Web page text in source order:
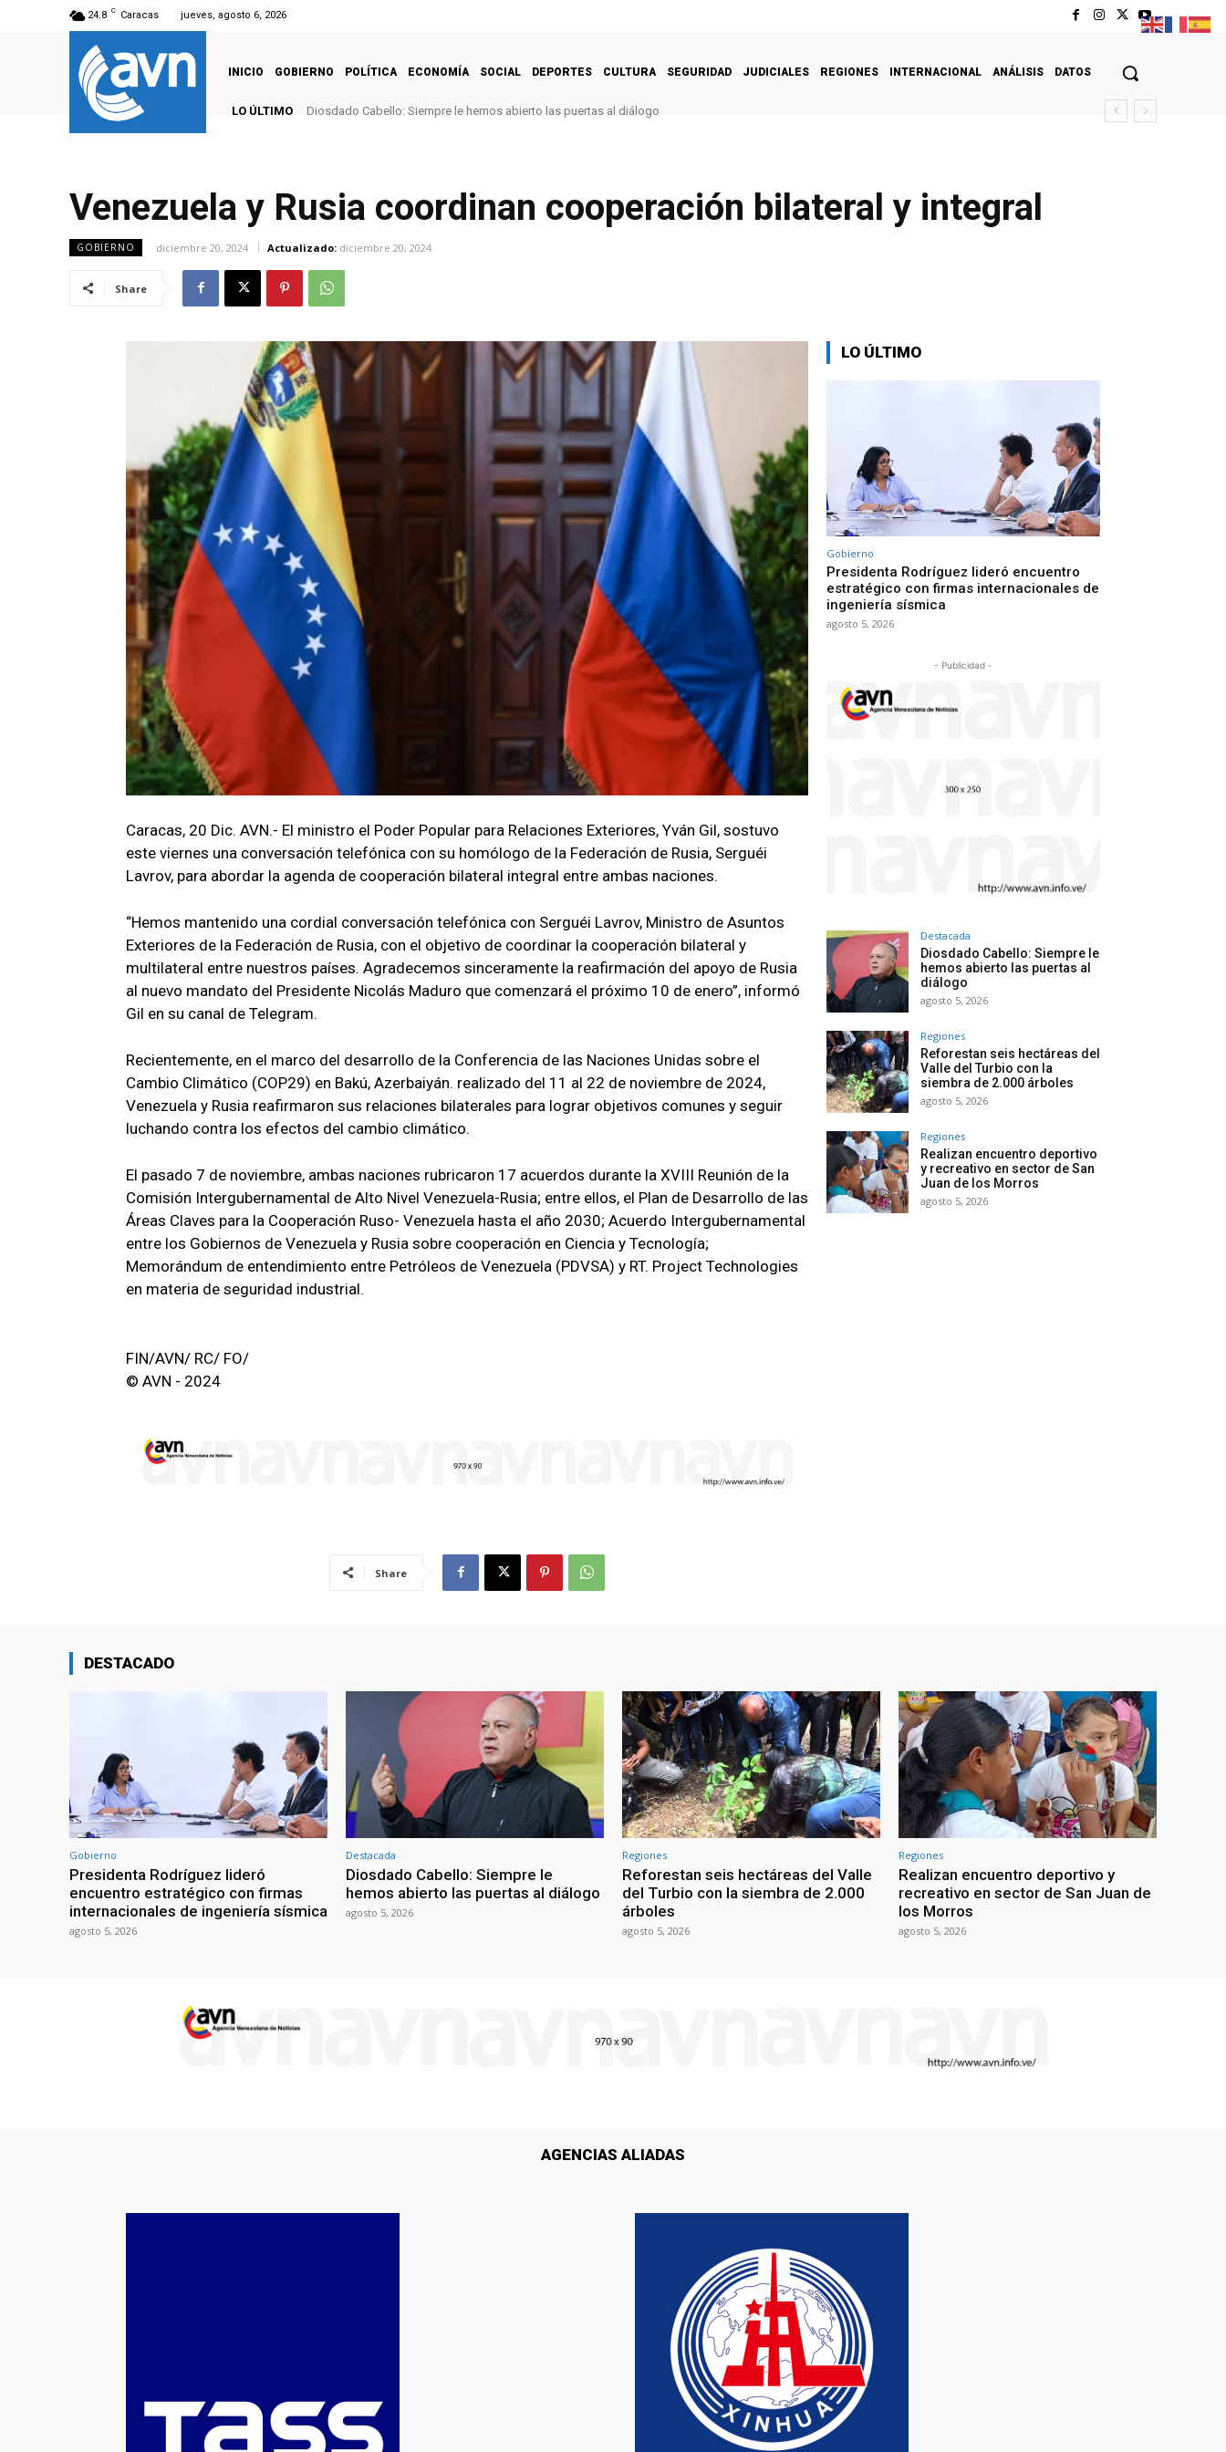
24.8 C Caracas jueves, agosto 6, 2026
INICIO GOBIERNO POLÍTICA ECONOMÍA SOCIAL DEPORTES CULTURA SEGURIDAD JUDICIALES REGIONES INTERNACIONAL ANÁLISIS DATOS
LO ÚLTIMO Diosdado Cabello: Siempre le hemos abierto las puertas al diálogo
Venezuela y Rusia coordinan cooperación bilateral y integral
GOBIERNO diciembre 20, 2024 Actualizado: diciembre 20, 2024
Share
Caracas, 20 Dic. AVN.- El ministro el Poder Popular para Relaciones Exteriores, Yván Gil, sostuvo
este viernes una conversación telefónica con su homólogo de la Federación de Rusia, Serguéi
Lavrov, para abordar la agenda de cooperación bilateral integral entre ambas naciones.
“Hemos mantenido una cordial conversación telefónica con Serguéi Lavrov, Ministro de Asuntos
Exteriores de la Federación de Rusia, con el objetivo de coordinar la cooperación bilateral y
multilateral entre nuestros países. Agradecemos sinceramente la reafirmación del apoyo de Rusia
al nuevo mandato del Presidente Nicolás Maduro que comenzará el próximo 10 de enero”, informó
Gil en su canal de Telegram.
Recientemente, en el marco del desarrollo de la Conferencia de las Naciones Unidas sobre el
Cambio Climático (COP29) en Bakú, Azerbaiyán. realizado del 11 al 22 de noviembre de 2024,
Venezuela y Rusia reafirmaron sus relaciones bilaterales para lograr objetivos comunes y seguir
luchando contra los efectos del cambio climático.
El pasado 7 de noviembre, ambas naciones rubricaron 17 acuerdos durante la XVIII Reunión de la
Comisión Intergubernamental de Alto Nivel Venezuela-Rusia; entre ellos, el Plan de Desarrollo de las
Áreas Claves para la Cooperación Ruso- Venezuela hasta el año 2030; Acuerdo Intergubernamental
entre los Gobiernos de Venezuela y Rusia sobre cooperación en Ciencia y Tecnología;
Memorándum de entendimiento entre Petróleos de Venezuela (PDVSA) y RT. Project Technologies
en materia de seguridad industrial.
FIN/AVN/ RC/ FO/
© AVN - 2024
Share
LO ÚLTIMO
Gobierno
Presidenta Rodríguez lideró encuentro
estratégico con firmas internacionales de
ingeniería sísmica
agosto 5, 2026
- Publicidad -
Destacada
Diosdado Cabello: Siempre le
hemos abierto las puertas al
diálogo
agosto 5, 2026
Regiones
Reforestan seis hectáreas del
Valle del Turbio con la
siembra de 2.000 árboles
agosto 5, 2026
Regiones
Realizan encuentro deportivo
y recreativo en sector de San
Juan de los Morros
agosto 5, 2026
DESTACADO
Gobierno
Presidenta Rodríguez lideró
encuentro estratégico con firmas
internacionales de ingeniería sísmica
agosto 5, 2026
Destacada
Diosdado Cabello: Siempre le
hemos abierto las puertas al diálogo
agosto 5, 2026
Regiones
Reforestan seis hectáreas del Valle
del Turbio con la siembra de 2.000
árboles
agosto 5, 2026
Regiones
Realizan encuentro deportivo y
recreativo en sector de San Juan de
los Morros
agosto 5, 2026
AGENCIAS ALIADAS